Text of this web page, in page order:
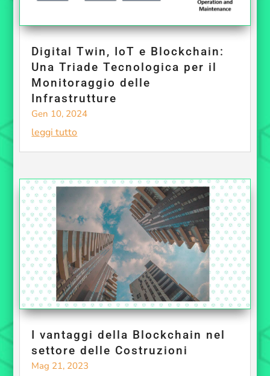
Digital Twin, IoT e Blockchain:
Una Triade Tecnologica per il
Monitoraggio delle
Infrastrutture
Gen 10, 2024
leggi tutto
I vantaggi della Blockchain nel
settore delle Costruzioni
Mag 21, 2023